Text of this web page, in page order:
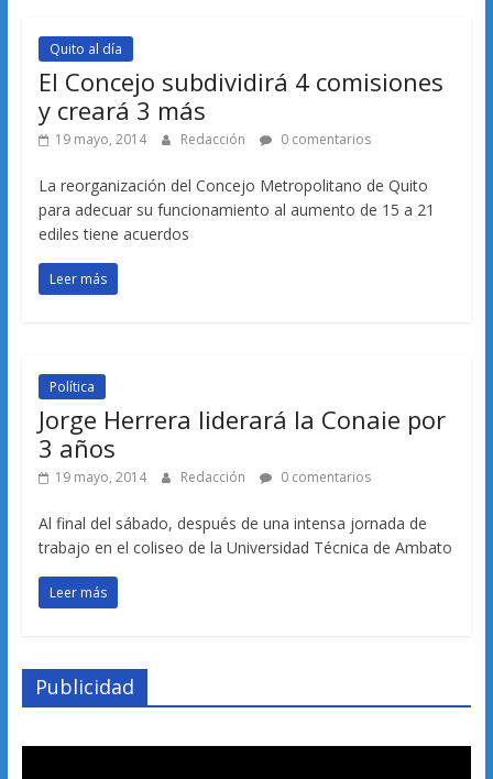
Quito al día
El Concejo subdividirá 4 comisiones
y creará 3 más
19 mayo, 2014 Redacción 0 comentarios
La reorganización del Concejo Metropolitano de Quito
para adecuar su funcionamiento al aumento de 15 a 21
ediles tiene acuerdos
Leer más
Política
Jorge Herrera liderará la Conaie por
3 años
19 mayo, 2014 Redacción 0 comentarios
Al final del sábado, después de una intensa jornada de
trabajo en el coliseo de la Universidad Técnica de Ambato
Leer más
Publicidad